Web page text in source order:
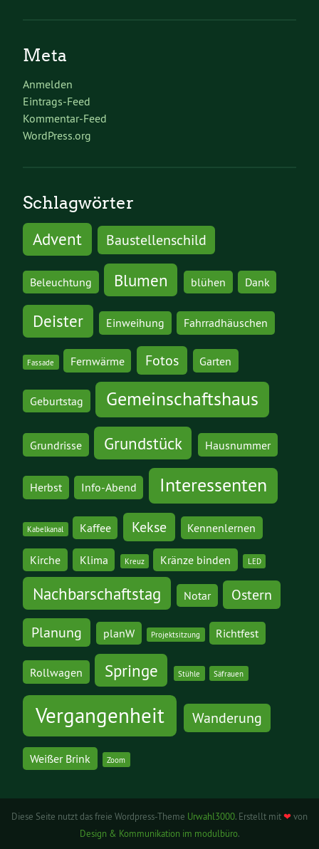
Meta
Anmelden
Eintrags-Feed
Kommentar-Feed
WordPress.org
Schlagwörter
Advent
Baustellenschild
Beleuchtung Blumen blühen Dank
Deister Einweihung Fahrradhäuschen
Fassade Fernwärme Fotos Garten
Geburtstag Gemeinschaftshaus
Grundrisse Grundstück Hausnummer
Herbst Info-Abend Interessenten
Kabelkanal Kaffee Kekse Kennenlernen
Kirche Klima Kreuz Kränze binden LED
Nachbarschaftstag Notar Ostern
Planung planW Projektsitzung Richtfest
Rollwagen Springe Stühle Säfrauen
Vergangenheit Wanderung
Weißer Brink Zoom
Diese Seite nutzt das freie Wordpress-Theme Urwahl3000. Erstellt mit❤ von
Design & Kommunikation im modulbüro.